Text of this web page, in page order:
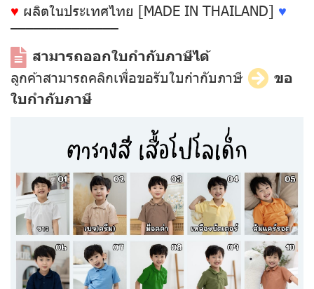
♥ ผลิตในประเทศไทย [MADE IN THAILAND] ♥
––––––––––––––
สามารถออกใบกำกับภาษีได้
ลูกค้าสามารถคลิกเพื่อขอรับใบกำกับภาษี
ขอ
ใบกำกับภาษี